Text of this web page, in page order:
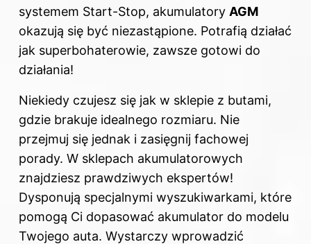
systemem Start-Stop, akumulatory AGM
okazują się być niezastąpione. Potrafią działać
jak superbohaterowie, zawsze gotowi do
działania!
Niekiedy czujesz się jak w sklepie z butami,
gdzie brakuje idealnego rozmiaru. Nie
przejmuj się jednak i zasięgnij fachowej
porady. W sklepach akumulatorowych
znajdziesz prawdziwych ekspertów!
Dysponują specjalnymi wyszukiwarkami, które
pomogą Ci dopasować akumulator do modelu
Twojego auta. Wystarczy wprowadzić